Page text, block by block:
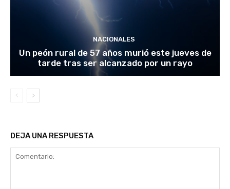
NACIONALES
Un peón rural de 57 años murió este jueves de
tarde tras ser alcanzado por un rayo
DEJA UNA RESPUESTA